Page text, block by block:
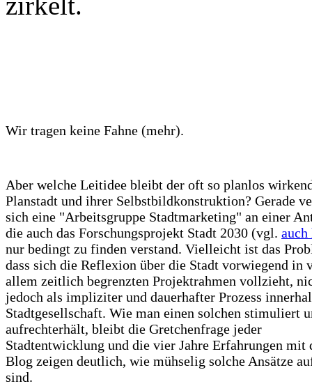
Wir tragen keine Fahne (mehr).
Aber welche Leitidee bleibt der oft so planlos
Planstadt und ihrer Selbstbildkonstruktion? Gerade
sich eine "Arbeitsgruppe Stadtmarketing" an einer
die auch das Forschungsprojekt Stadt 2030 (vgl. auch
nur bedingt zu finden verstand. Vielleicht ist das
dass sich die Reflexion über die Stadt vorwiegend in
allem zeitlich begrenzten Projektrahmen vollzieht,
jedoch als impliziter und dauerhafter Prozess
Stadtgesellschaft. Wie man einen solchen stimuliert
aufrechterhält, bleibt die Gretchenfrage jeder
Stadtentwicklung und die vier Jahre Erfahrungen mit
Blog zeigen deutlich, wie mühselig solche Ansätze
sind.